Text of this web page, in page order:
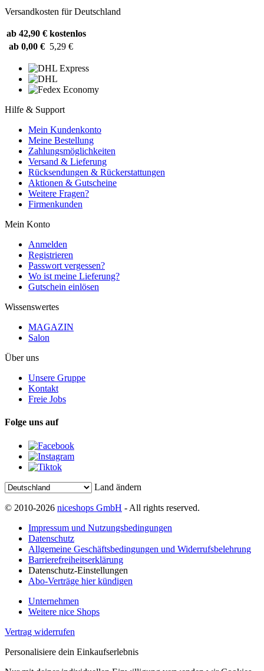
Versandkosten für Deutschland
ab 42,90 € kostenlos
ab 0,00 € 5,29 €
Hilfe & Support
Mein Kundenkonto
Meine Bestellung
Zahlungsmöglichkeiten
Versand & Lieferung
Rücksendungen & Rückerstattungen
Aktionen & Gutscheine
Weitere Fragen?
Firmenkunden
Mein Konto
Anmelden
Registrieren
Passwort vergessen?
Wo ist meine Lieferung?
Gutschein einlösen
Wissenswertes
MAGAZIN
Salon
Über uns
Unsere Gruppe
Kontakt
Freie Jobs
Folge uns auf
Land ändern
© 2010-2026 niceshops GmbH - All rights reserved.
Impressum und Nutzungsbedingungen
Datenschutz
Allgemeine Geschäftsbedingungen und Widerrufsbelehrung
Barrierefreiheitserklärung
Datenschutz-Einstellungen
Abo-Verträge hier kündigen
Unternehmen
Weitere nice Shops
Vertrag widerrufen
Personalisiere dein Einkaufserlebnis